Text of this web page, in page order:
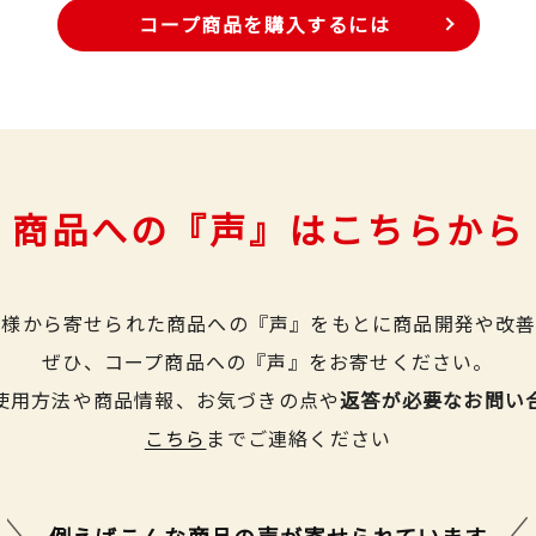
コープ商品を購入するには
商品への『声』はこちらから
から寄せられた商品への『声』をもとに商品開発や改
ぜひ、コープ商品への『声』をお寄せください。
用方法や商品情報、お気づきの点や返答が必要なお問い
こちら までご連絡ください